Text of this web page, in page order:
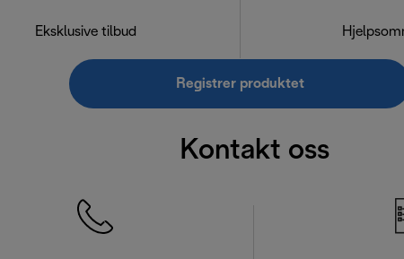
Eksklusive tilbud
Registrer produktet
Kontakt oss